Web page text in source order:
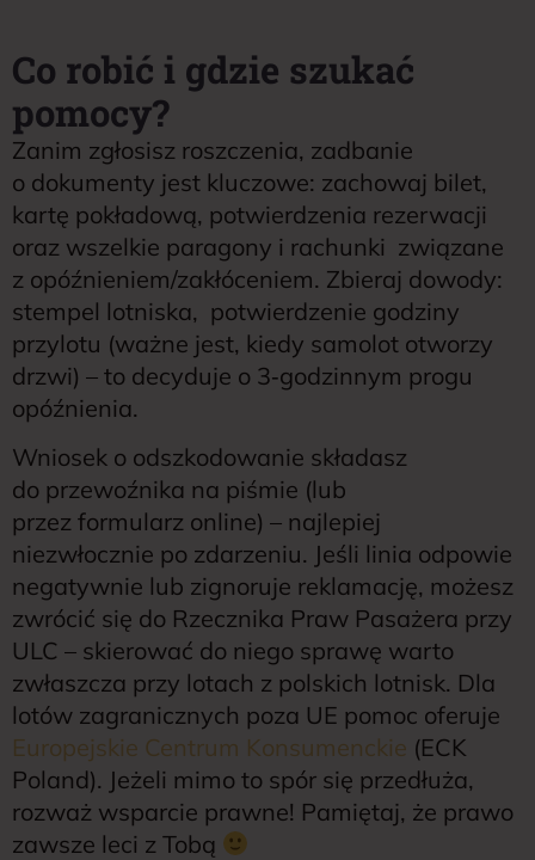
Co robić i gdzie szukać
pomocy?
Zanim zgłosisz roszczenia, zadbanie
o dokumenty jest kluczowe: zachowaj bilet,
kartę pokładową, potwierdzenia rezerwacji
oraz wszelkie paragony i rachunki związane
z opóźnieniem/zakłóceniem. Zbieraj dowody:
stempel lotniska, potwierdzenie godziny
przylotu (ważne jest, kiedy samolot otworzy
drzwi) – to decyduje o 3‑godzinnym progu
opóźnienia.
Wniosek o odszkodowanie składasz
do przewoźnika na piśmie (lub
przez formularz online) – najlepiej
niezwłocznie po zdarzeniu. Jeśli linia odpowie
negatywnie lub zignoruje reklamację, możesz
zwrócić się do Rzecznika Praw Pasażera przy
ULC – skierować do niego sprawę warto
zwłaszcza przy lotach z polskich lotnisk. Dla
lotów zagranicznych poza UE pomoc oferuje
Europejskie Centrum Konsumenckie (ECK
Poland). Jeżeli mimo to spór się przedłuża,
rozważ wsparcie prawne! Pamiętaj, że prawo
zawsze leci z Tobą